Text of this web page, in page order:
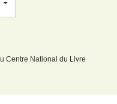
Centre National du Livre